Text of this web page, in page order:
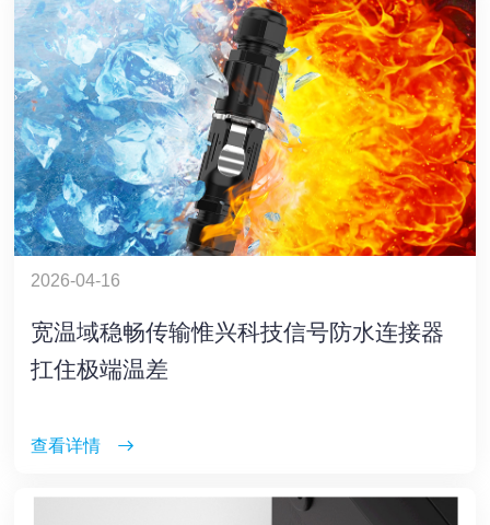
2026-04-16
宽温域稳畅传输惟兴科技信号防水连接器
扛住极端温差
查看详情